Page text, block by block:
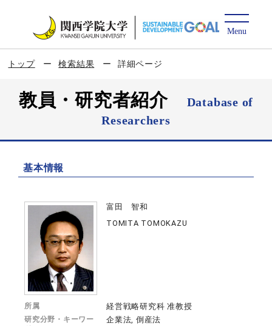
トップ 検索結果 詳細ページ
教員・研究者紹介
Database of
Researchers
基本情報
富田 智和
TOMITA TOMOKAZU
所属 経営戦略研究科 准教授
研究分野・キーワー
企業法, 倒産法